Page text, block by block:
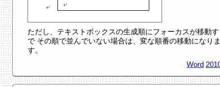
ただし、テキストボックスの生成順にフォーカスが移動
で その順で並んでいない場合は、変な順番の移動になり
す。
Word